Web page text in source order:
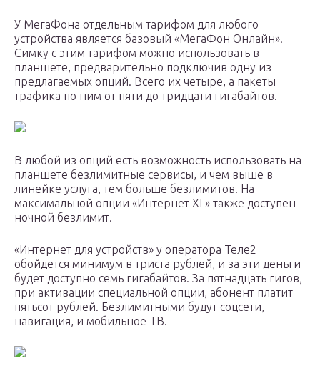
У МегаФона отдельным тарифом для любого
устройства является базовый «МегаФон Онлайн».
Симку с этим тарифом можно использовать в
планшете, предварительно подключив одну из
предлагаемых опций. Всего их четыре, а пакеты
трафика по ним от пяти до тридцати гигабайтов.
В любой из опций есть возможность использовать на
планшете безлимитные сервисы, и чем выше в
линейке услуга, тем больше безлимитов. На
максимальной опции «Интернет XL» также доступен
ночной безлимит.
«Интернет для устройств» у оператора Теле2
обойдется минимум в триста рублей, и за эти деньги
будет доступно семь гигабайтов. За пятнадцать гигов,
при активации специальной опции, абонент платит
пятьсот рублей. Безлимитными будут соцсети,
навигация, и мобильное ТВ.